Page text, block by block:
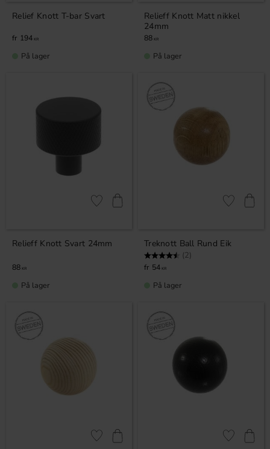
Relief Knott T-bar Svart
194 KR
På lager
Relieff Knott Matt nikkel
24mm
88 KR
På lager
Relieff Knott Svart 24mm
88 KR
Lagre som favoritt
På lager
Treknott Ball Rund Eik
Karakter: (2)
54 KR
Lagre som
På lager
Lagre som favoritt Lagre som